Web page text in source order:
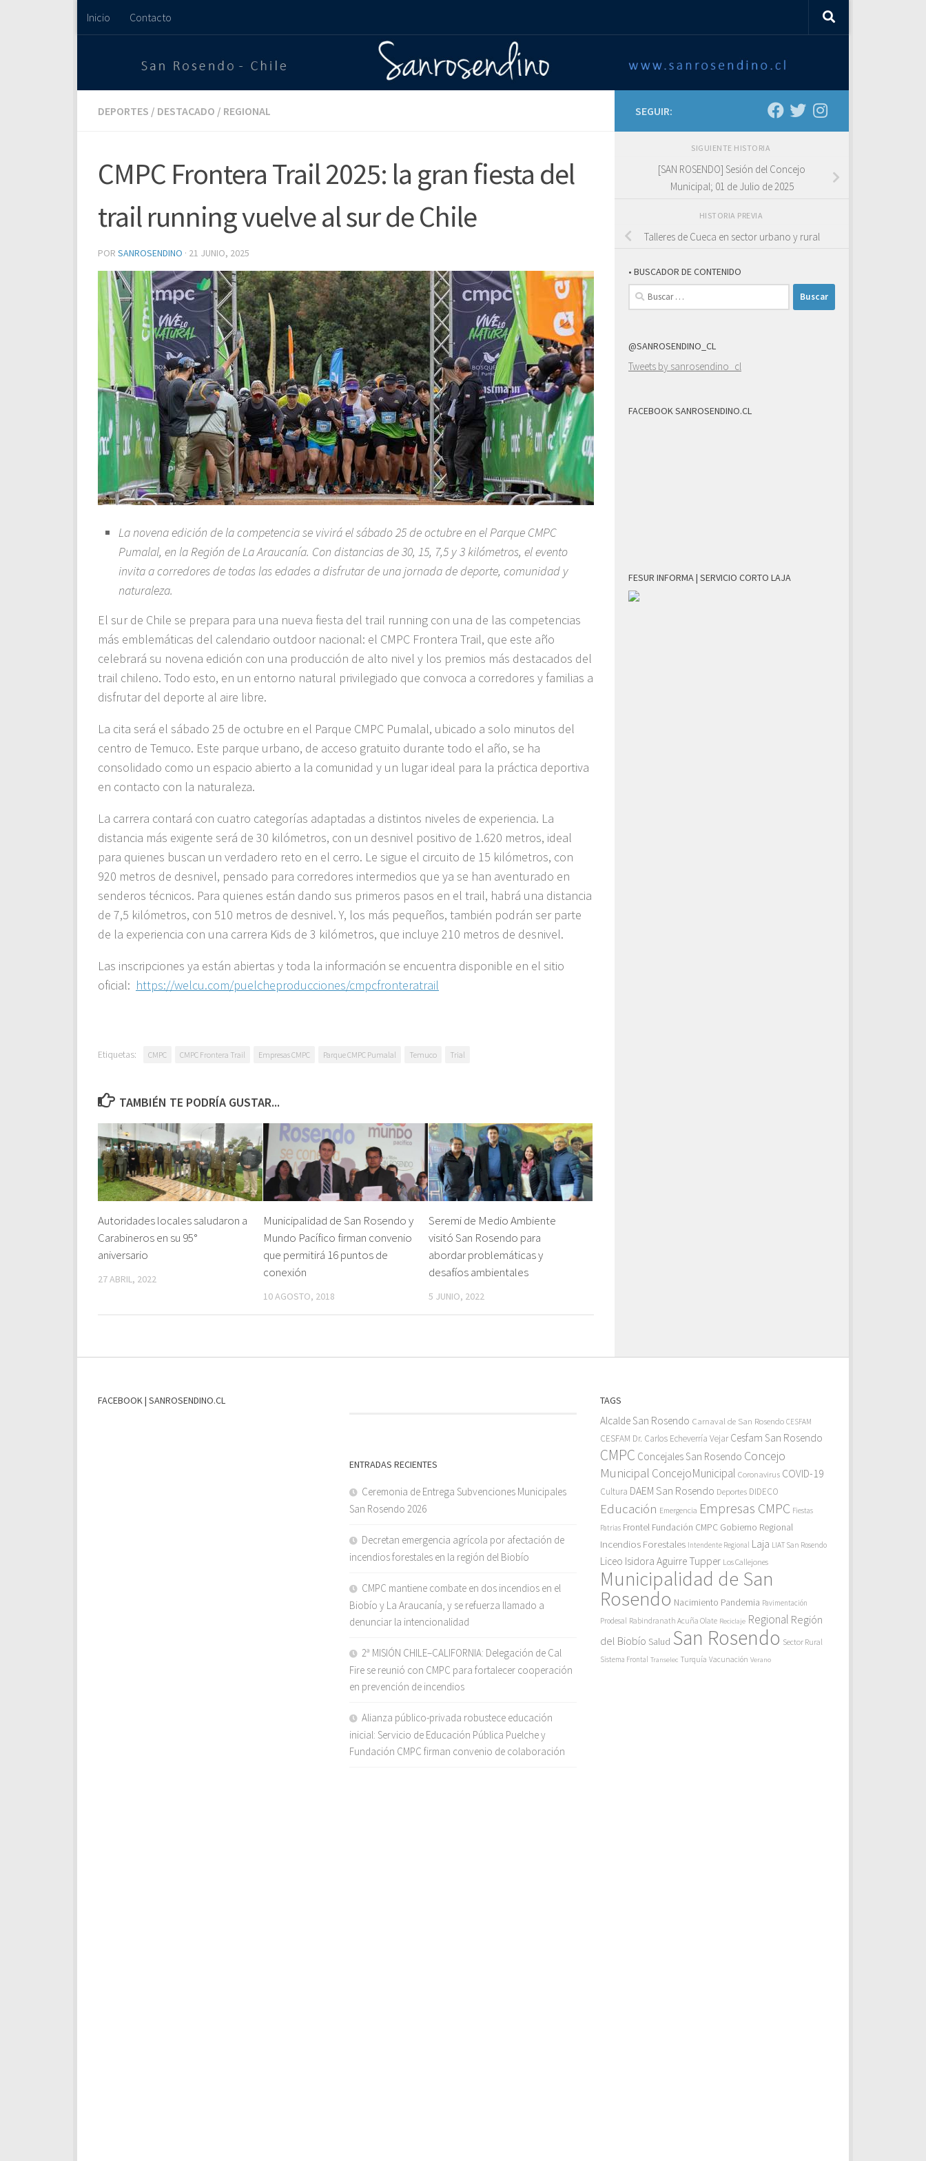
Saltar al contenido
Inicio Contacto
DEPORTES / DESTACADO / REGIONAL
CMPC Frontera Trail 2025: la gran fiesta del
trail running vuelve al sur de Chile
POR SANROSENDINO · 21 JUNIO, 2025
La novena edición de la competencia se vivirá el sábado 25 de octubre en el Parque CMPC
Pumalal, en la Región de La Araucanía. Con distancias de 30, 15, 7,5 y 3 kilómetros, el evento
invita a corredores de todas las edades a disfrutar de una jornada de deporte, comunidad y
naturaleza.
El sur de Chile se prepara para una nueva fiesta del trail running con una de las competencias
más emblemáticas del calendario outdoor nacional: el CMPC Frontera Trail, que este año
celebrará su novena edición con una producción de alto nivel y los premios más destacados del
trail chileno. Todo esto, en un entorno natural privilegiado que convoca a corredores y familias a
disfrutar del deporte al aire libre.
La cita será el sábado 25 de octubre en el Parque CMPC Pumalal, ubicado a solo minutos del
centro de Temuco. Este parque urbano, de acceso gratuito durante todo el año, se ha
consolidado como un espacio abierto a la comunidad y un lugar ideal para la práctica deportiva
en contacto con la naturaleza.
La carrera contará con cuatro categorías adaptadas a distintos niveles de experiencia. La
distancia más exigente será de 30 kilómetros, con un desnivel positivo de 1.620 metros, ideal
para quienes buscan un verdadero reto en el cerro. Le sigue el circuito de 15 kilómetros, con
920 metros de desnivel, pensado para corredores intermedios que ya se han aventurado en
senderos técnicos. Para quienes están dando sus primeros pasos en el trail, habrá una distancia
de 7,5 kilómetros, con 510 metros de desnivel. Y, los más pequeños, también podrán ser parte
de la experiencia con una carrera Kids de 3 kilómetros, que incluye 210 metros de desnivel.
Las inscripciones ya están abiertas y toda la información se encuentra disponible en el sitio
oficial: https://welcu.com/puelcheproducciones/cmpcfronteratrail
Etiquetas: CMPC CMPC Frontera Trail Empresas CMPC Parque CMPC Pumalal Temuco Trial
TAMBIÉN TE PODRÍA GUSTAR...
Autoridades locales saludaron a
Carabineros en su 95°
aniversario
27 ABRIL, 2022
Municipalidad de San Rosendo y
Mundo Pacífico firman convenio
que permitirá 16 puntos de
conexión
10 AGOSTO, 2018
Seremi de Medio Ambiente
visitó San Rosendo para
abordar problemáticas y
desafíos ambientales
5 JUNIO, 2022
SEGUIR:
SIGUIENTE HISTORIA
[SAN ROSENDO] Sesión del Concejo
Municipal; 01 de Julio de 2025
HISTORIA PREVIA
Talleres de Cueca en sector urbano y rural
• BUSCADOR DE CONTENIDO
Buscar:
@SANROSENDINO_CL
Tweets by sanrosendino_cl
FACEBOOK SANROSENDINO.CL
FESUR INFORMA | SERVICIO CORTO LAJA
FACEBOOK | SANROSENDINO.CL
ENTRADAS RECIENTES
Ceremonia de Entrega Subvenciones Municipales
San Rosendo 2026
Decretan emergencia agrícola por afectación de
incendios forestales en la región del Biobío
CMPC mantiene combate en dos incendios en el
Biobío y La Araucanía, y se refuerza llamado a
denunciar la intencionalidad
2ª MISIÓN CHILE–CALIFORNIA: Delegación de Cal
Fire se reunió con CMPC para fortalecer cooperación
en prevención de incendios
Alianza público-privada robustece educación
inicial: Servicio de Educación Pública Puelche y
Fundación CMPC firman convenio de colaboración
TAGS
Alcalde San Rosendo Carnaval de San Rosendo CESFAM
CESFAM Dr. Carlos Echeverría Vejar Cesfam San Rosendo
CMPC Concejales San Rosendo Concejo
Municipal ConcejoMunicipal Coronavirus COVID-19
Cultura DAEM San Rosendo Deportes DIDECO
Educación Emergencia Empresas CMPC Fiestas
Patrias Frontel Fundación CMPC Gobierno Regional
Incendios Forestales Intendente Regional Laja LIAT San Rosendo
Liceo Isidora Aguirre Tupper Los Callejones
Municipalidad de San
Rosendo Nacimiento Pandemia Pavimentación
Prodesal Rabindranath Acuña Olate Reciclaje Regional Región
del Biobío Salud San Rosendo Sector Rural
Sistema Frontal Transelec Turquía Vacunación Verano